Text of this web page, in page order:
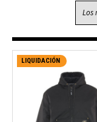
LIQUIDACIÓN